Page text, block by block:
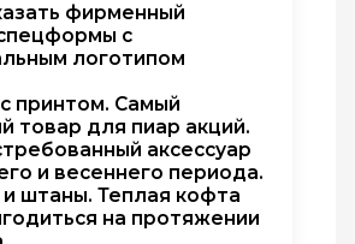
фирменный
с
логотипом
принтом. Самый
товар для пиар акций.
аксессуар
и весеннего периода.
и штаны. Теплая кофта
на протяжении